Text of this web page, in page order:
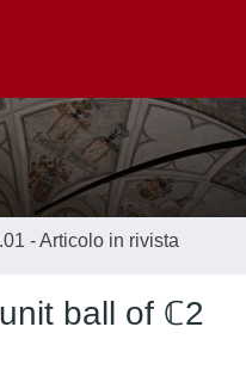
- Articolo in rivista
ball of ℂ2